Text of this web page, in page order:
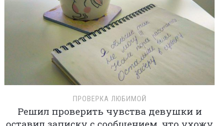
ПРОВЕРКА ЛЮБИМОЙ
Решил проверить чувства девушки и